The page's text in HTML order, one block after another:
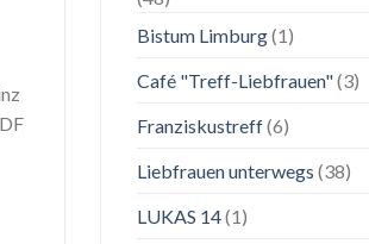
Bistum Limburg(1)
Café "Treff-Liebfrauen"(3)
Franziskustreff(6)
Liebfrauen unterwegs (38)
LUKAS 14(1)